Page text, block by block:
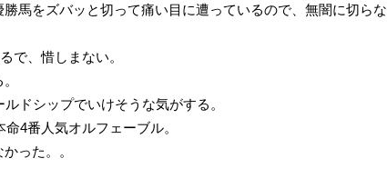
馬をズバッと切って痛い目に遭っているので、無闇に切らな
で、惜しまない。
ドシップでいけそうな気がする。
4番人気オルフェーブル。
った。。